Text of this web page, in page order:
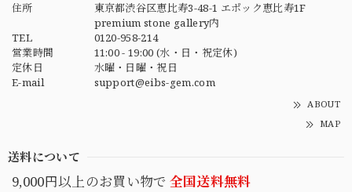
住所
東京都渋谷区恵比寿3-48-1 エポック恵比寿1F
premium stone gallery内
TEL
0120-958-214
営業時間
11:00 - 19:00 (水・日・祝定休)
定休日
水曜・日曜・祝日
E-mail
support@eibs-gem.com
ABOUT
MAP
送料について
9,000円以上のお買い物で 全国送料無料